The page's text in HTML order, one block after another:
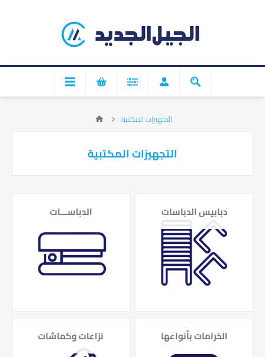
التجهيزات المكتبية
التجهيزات المكتبية
الدباســـات دبابيس الدباسات
نزاعات وكماشات الخرامات بأنواعها